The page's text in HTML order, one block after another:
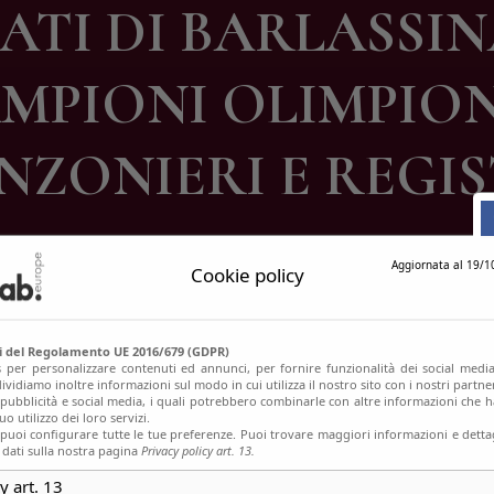
DI
E
Cookie policy Aggiornata al 19/
Regolamento UE 2016/679 (GDPR)
per personalizzare contenuti ed annunci, per fornire funzionalità dei social
inoltre informazioni sul modo in cui utilizza il nostro sito con i nostri
e social media, i quali potrebbero combinarle con altre informazioni che
utilizzo dei loro servizi.
configurare tutte le tue preferenze. Puoi trovare maggiori informazioni e
sulla nostra pagina Privacy policy art. 13.
art. 13